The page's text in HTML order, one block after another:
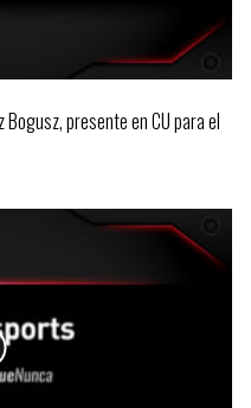
presente en CU para el